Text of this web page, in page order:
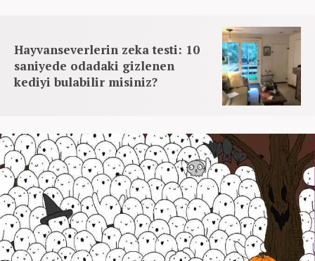
Hayvanseverlerin zeka testi: 10
saniyede odadaki gizlenen
kediyi bulabilir misiniz?